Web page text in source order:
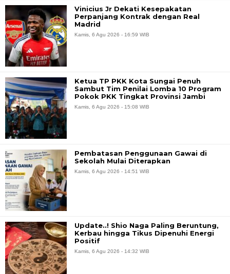
Vinicius Jr Dekati Kesepakatan
Perpanjang Kontrak dengan Real
Madrid
Kamis, 6 Agu 2026 - 16:59 WIB
Ketua TP PKK Kota Sungai Penuh
Sambut Tim Penilai Lomba 10 Program
Pokok PKK Tingkat Provinsi Jambi
Kamis, 6 Agu 2026 - 15:08 WIB
Pembatasan Penggunaan Gawai di
Sekolah Mulai Diterapkan
Kamis, 6 Agu 2026 - 14:51 WIB
Update..! Shio Naga Paling Beruntung,
Kerbau hingga Tikus Dipenuhi Energi
Positif
Kamis, 6 Agu 2026 - 14:32 WIB